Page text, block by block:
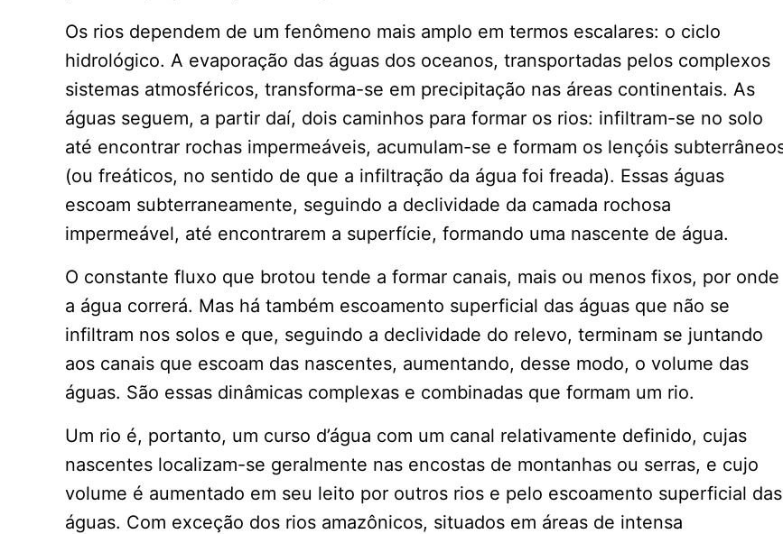
Os rios dependem de um fenômeno mais amplo em termos escalares: o ciclo
hidrológico. A evaporação das águas dos oceanos, transportadas pelos complexos
sistemas atmosféricos, transforma-se em precipitação nas áreas continentais. As
águas seguem, a partir daí, dois caminhos para formar os rios: infiltram-se no solo
até encontrar rochas impermeáveis, acumulam-se e formam os lençóis
(ou freáticos, no sentido de que a infiltração da água foi freada). Essas águas
escoam subterraneamente, seguindo a declividade da camada rochosa
impermeável, até encontrarem a superfície, formando uma nascente de água.
O constante fluxo que brotou tende a formar canais, mais ou menos fixos, por onde
a água correrá. Mas há também escoamento superficial das águas que não se
infiltram nos solos e que, seguindo a declividade do relevo, terminam se juntando
aos canais que escoam das nascentes, aumentando, desse modo, o volume das
águas. São essas dinâmicas complexas e combinadas que formam um rio.
Um rio é, portanto, um curso d’água com um canal relativamente definido, cujas
nascentes localizam-se geralmente nas encostas de montanhas ou serras, e cujo
volume é aumentado em seu leito por outros rios e pelo escoamento superficial das
águas. Com exceção dos rios amazônicos, situados em áreas de intensa